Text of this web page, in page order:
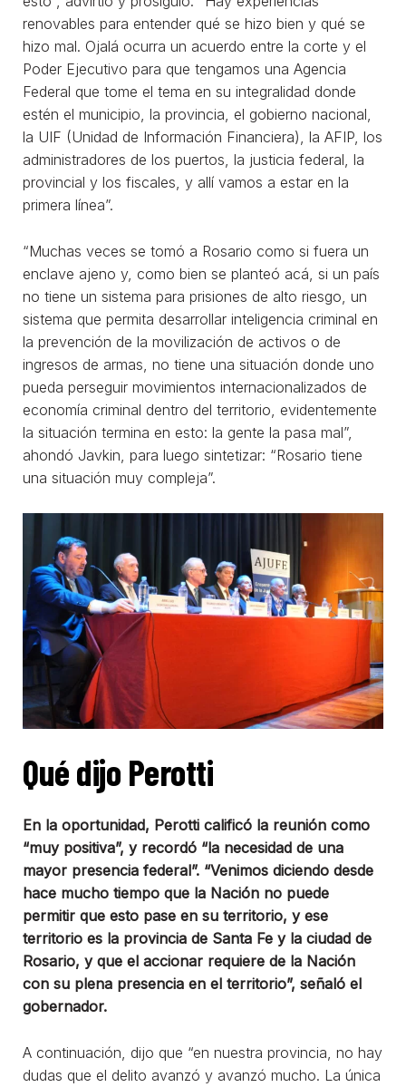
renovables para entender qué se hizo bien y qué se
hizo mal. Ojalá ocurra un acuerdo entre la corte y el
Poder Ejecutivo para que tengamos una Agencia
Federal que tome el tema en su integralidad donde
estén el municipio, la provincia, el gobierno nacional,
la UIF (Unidad de Información Financiera), la AFIP, los
administradores de los puertos, la justicia federal, la
provincial y los fiscales, y allí vamos a estar en la
primera línea”.
“Muchas veces se tomó a Rosario como si fuera un
enclave ajeno y, como bien se planteó acá, si un país
no tiene un sistema para prisiones de alto riesgo, un
sistema que permita desarrollar inteligencia criminal en
la prevención de la movilización de activos o de
ingresos de armas, no tiene una situación donde uno
pueda perseguir movimientos internacionalizados de
economía criminal dentro del territorio, evidentemente
la situación termina en esto: la gente la pasa mal”,
ahondó Javkin, para luego sintetizar: “Rosario tiene
una situación muy compleja”.
Qué dijo Perotti
En la oportunidad, Perotti calificó la reunión como
“muy positiva”, y recordó “la necesidad de una
mayor presencia federal”. “Venimos diciendo desde
hace mucho tiempo que la Nación no puede
permitir que esto pase en su territorio, y ese
territorio es la provincia de Santa Fe y la ciudad de
Rosario, y que el accionar requiere de la Nación
con su plena presencia en el territorio”, señaló el
gobernador.
A continuación, dijo que “en nuestra provincia, no hay
dudas que el delito avanzó y avanzó mucho. La única